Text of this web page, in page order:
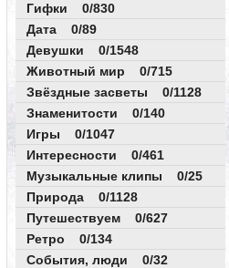
Гифки 0/830
Дата 0/89
Девушки 0/1548
Животный мир 0/715
Звёздные засветы 0/1128
Знаменитости 0/140
Игры 0/1047
Интересности 0/461
Музыкальные клипы 0/25
Природа 0/1128
Путешествуем 0/627
Ретро 0/134
События, люди 0/32